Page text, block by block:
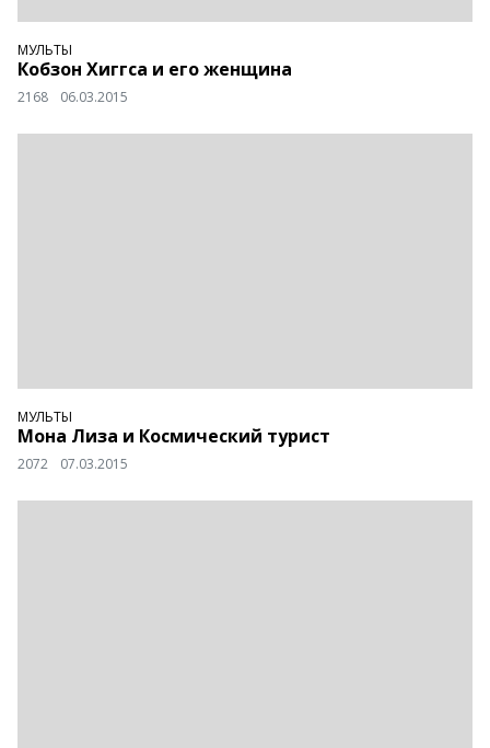
МУЛЬТЫ
Кобзон Хиггса и его женщина
2168 06.03.2015
МУЛЬТЫ
Мона Лиза и Космический турист
2072 07.03.2015